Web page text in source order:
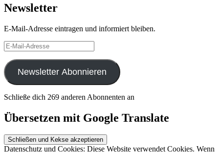
Newsletter
E-Mail-Adresse eintragen und informiert bleiben.
E-
Mail-
Adresse
Newsletter Abonnieren
Schließe dich 269 anderen Abonnenten an
Übersetzen mit Google Translate
Datenschutz und Cookies: Diese Website verwendet Cookies. Wenn